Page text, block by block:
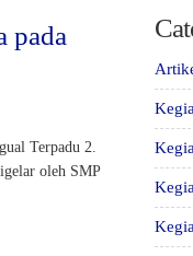
pada
Terpadu 2.
oleh SMP